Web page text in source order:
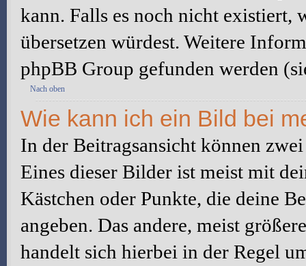
kann. Falls es noch nicht existiert,
übersetzen würdest. Weitere
phpBB Group gefunden werden
Nach oben
Wie kann ich ein Bild bei
In der Beitragsansicht können
Eines dieser Bilder ist meist mit
Kästchen oder Punkte, die deine
angeben. Das andere, meist
handelt sich hierbei in der Regel